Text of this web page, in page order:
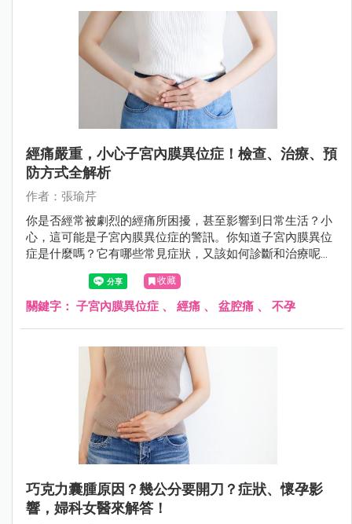
經痛嚴重，小心子宮內膜異位症！檢查、治療、預
防方式全解析
作者：張瑜芹
你是否經常被劇烈的經痛所困擾，甚至影響到日常生活？小
心，這可能是子宮內膜異位症的警訊。你知道子宮內膜異位
症是什麼嗎？它有哪些常見症狀，又該如何診斷和治療呢？
該如何預防才對？
收藏
關鍵字： 子宮內膜異位症 、 經痛 、 盆腔痛 、 不孕
巧克力囊腫原因？幾公分要開刀？症狀、懷孕影
響，婦科女醫來解答！